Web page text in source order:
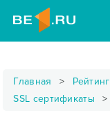
Главная
SSL сертификаты